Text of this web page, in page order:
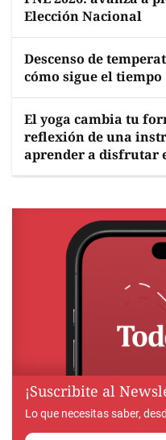
Elección Nacional
Descenso de
cómo sigue el tiempo
El yoga cambia tu
reflexión de una
aprender a disfrutar
¡Suscribite al
Lo que necesitas saber,